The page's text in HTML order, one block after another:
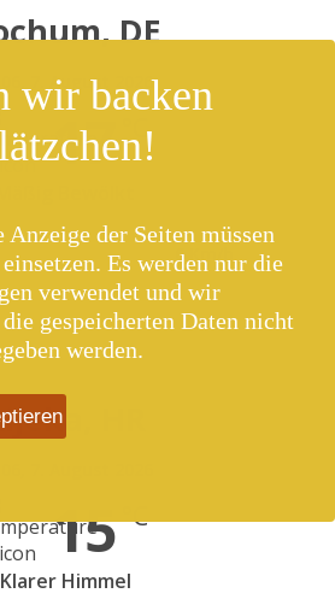
DE
7. August 2026
17 °C
6 Km/h
HR
15°C
Klarer Himmel
wir backen
der Seiten müssen
einsetzen. Es werden nur die
verwendet und wir
gespeicherten Daten nicht
werden.